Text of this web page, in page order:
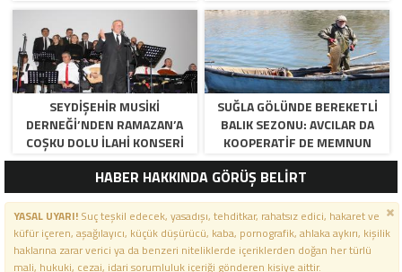
SEYDIŞEHIR MUSIKI
DERNEĞI’NDEN RAMAZAN’A
COŞKU DOLU İLAHI KONSERI
SUĞLA GÖLÜNDE BEREKETLI
BALIK SEZONU: AVCILAR DA
KOOPERATIF DE MEMNUN
HABER HAKKINDA GÖRÜŞ BELİRT
YASAL UYARI!Suç teşkil edecek, yasadışı, tehditkar, rahatsız edici, hakaret ve
küfür içeren, aşağılayıcı, küçük düşürücü, kaba, pornografik, ahlaka aykırı, kişilik
haklarına zarar verici ya da benzeri niteliklerde içeriklerden doğan her türlü
mali, hukuki, cezai, idari sorumluluk içeriği gönderen kişiye aittir.